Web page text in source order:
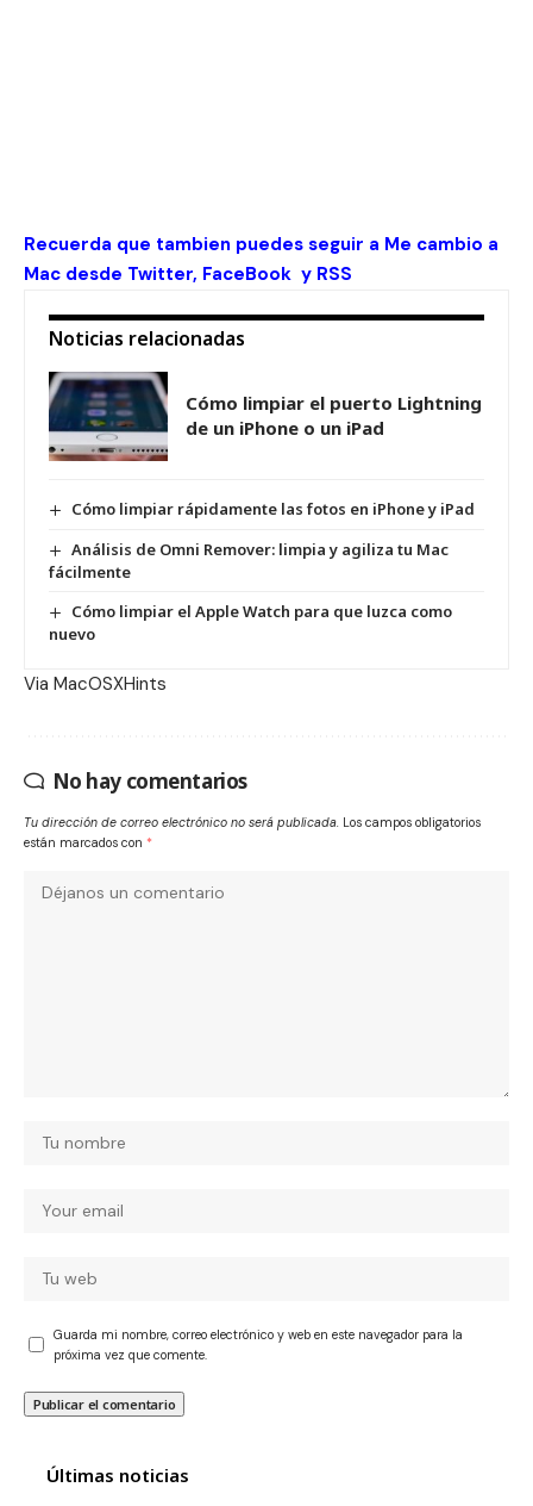
Recuerda que tambien puedes seguir a Me cambio a
Mac desde Twitter, FaceBook y RSS
Noticias relacionadas
Cómo limpiar el puerto Lightning
de un iPhone o un iPad
Cómo limpiar rápidamente las fotos en iPhone y iPad
Análisis de Omni Remover: limpia y agiliza tu Mac
fácilmente
Cómo limpiar el Apple Watch para que luzca como
nuevo
Via MacOSXHints
No hay comentarios
Tu dirección de correo electrónico no será publicada. Los campos obligatorios
están marcados con *
Guarda mi nombre, correo electrónico y web en este navegador para la
próxima vez que comente.
Últimas noticias